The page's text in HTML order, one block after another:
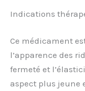
Indications
Ce médicament
l’apparence des
fermeté et
aspect plus jeune